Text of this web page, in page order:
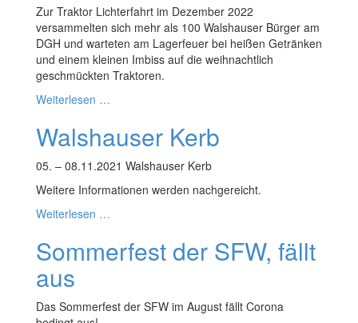
Zur Traktor Lichterfahrt im Dezember 2022
versammelten sich mehr als 100 Walshauser Bürger am
DGH und warteten am Lagerfeuer bei heißen Getränken
und einem kleinen Imbiss auf die weihnachtlich
geschmückten Traktoren.
Weiterlesen …
Walshauser Kerb
05. – 08.11.2021 Walshauser Kerb
Weitere Informationen werden nachgereicht.
Weiterlesen …
Sommerfest der SFW, fällt
aus
Das Sommerfest der SFW im August fällt Corona